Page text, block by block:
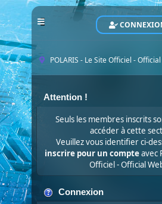
POLARIS - Le Site Officiel -
Attention !
Seuls les membres inscrits
accéder à cette
Veuillez vous identifier ci-
inscrire pour un compteavec
Officiel - Official
Connexion